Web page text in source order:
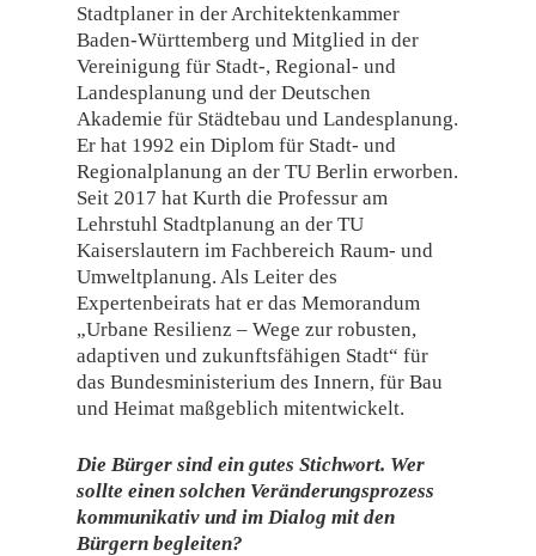
Stadtplaner in der Architektenkammer
Baden-Württemberg und Mitglied in der
Vereinigung für Stadt-, Regional- und
Landesplanung und der Deutschen
Akademie für Städtebau und Landesplanung.
Er hat 1992 ein Diplom für Stadt- und
Regionalplanung an der TU Berlin erworben.
Seit 2017 hat Kurth die Professur am
Lehrstuhl Stadtplanung an der TU
Kaiserslautern im Fachbereich Raum- und
Umweltplanung. Als Leiter des
Expertenbeirats hat er das Memorandum
„Urbane Resilienz – Wege zur robusten,
adaptiven und zukunftsfähigen Stadt“ für
das Bundesministerium des Innern, für Bau
und Heimat maßgeblich mitentwickelt.
Die Bürger sind ein gutes Stichwort. Wer
sollte einen solchen Veränderungsprozess
kommunikativ und im Dialog mit den
Bürgern begleiten?